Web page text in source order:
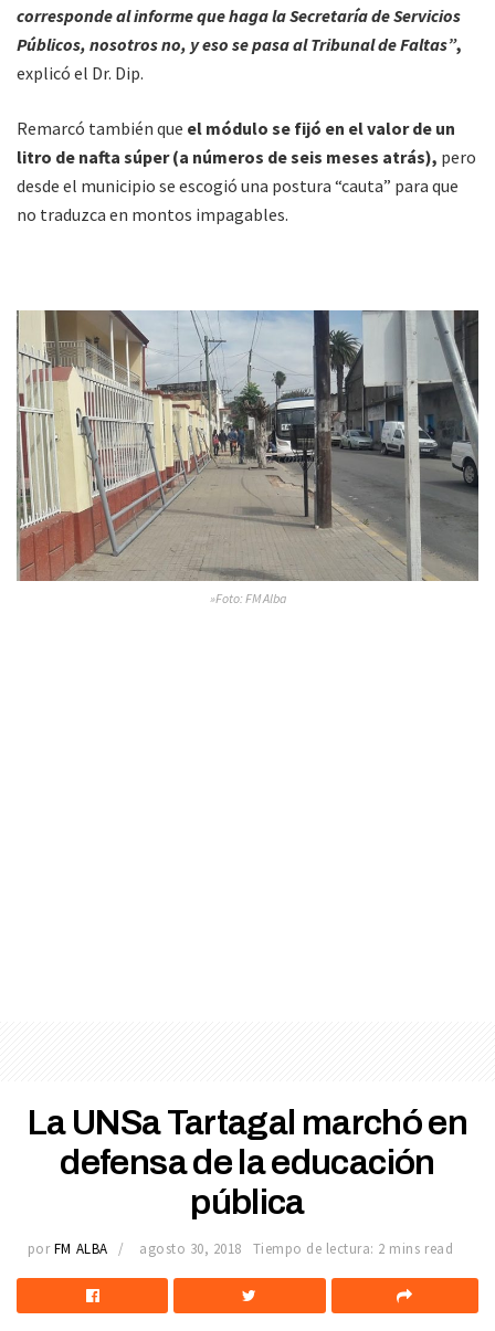
corresponde al informe que haga la Secretaría de Servicios
Públicos, nosotros no, y eso se pasa al Tribunal de Faltas”,
explicó el Dr. Dip.
Remarcó también que el módulo se fijó en el valor de un
litro de nafta súper (a números de seis meses atrás), pero
desde el municipio se escogió una postura “cauta” para que
no traduzca en montos impagables.
»Foto: FM Alba
La UNSa Tartagal marchó en
defensa de la educación
pública
por FM ALBA agosto 30, 2018 Tiempo de lectura: 2 mins read